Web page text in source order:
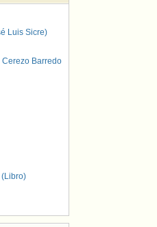
Luis Sicre)
Cerezo Barredo
(Libro)